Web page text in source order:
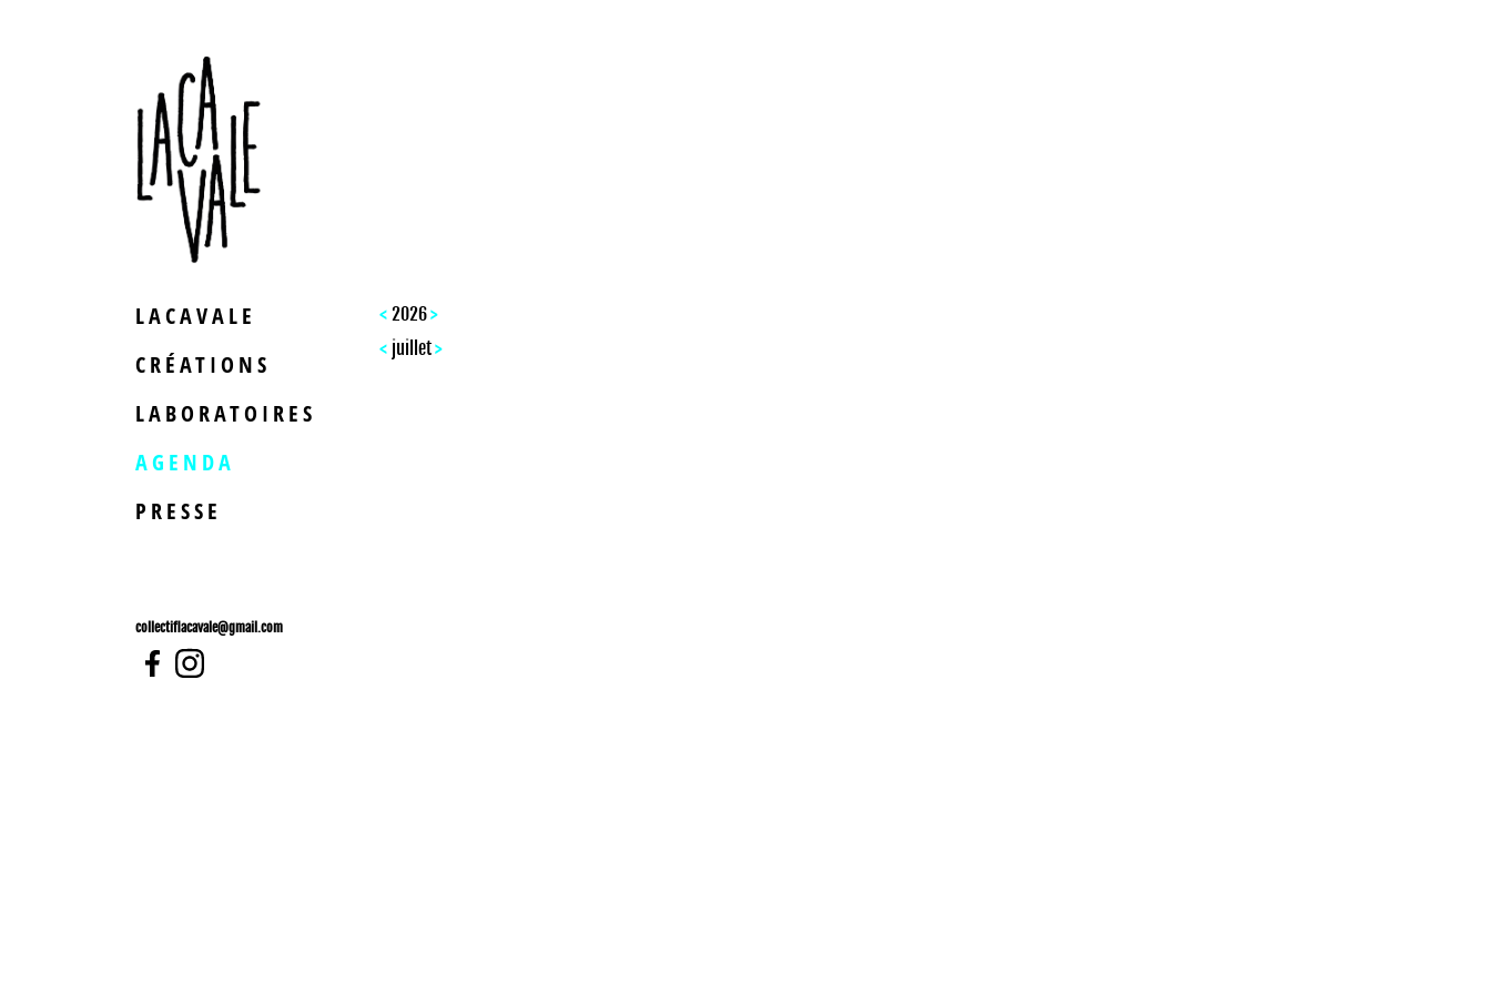
LACAVALE
CRÉATIONS
LABORATOIRES
AGENDA
PRESSE
collectiflacavale@gmail.com
< 2026>
< juillet>